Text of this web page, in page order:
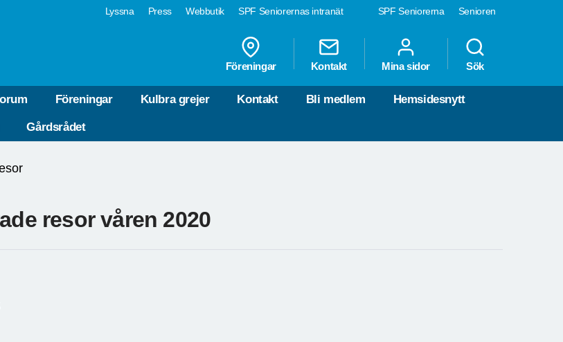
SPF Seniorerna Senioren
Lyssna Press Webbutik SPF Seniorernas intranät
Föreningar Kontakt Mina sidor Sök
Föreningar Kulbra grejer Kontakt Bli medlem Hemsidesnytt
Gårdsrådet
resor våren 2020